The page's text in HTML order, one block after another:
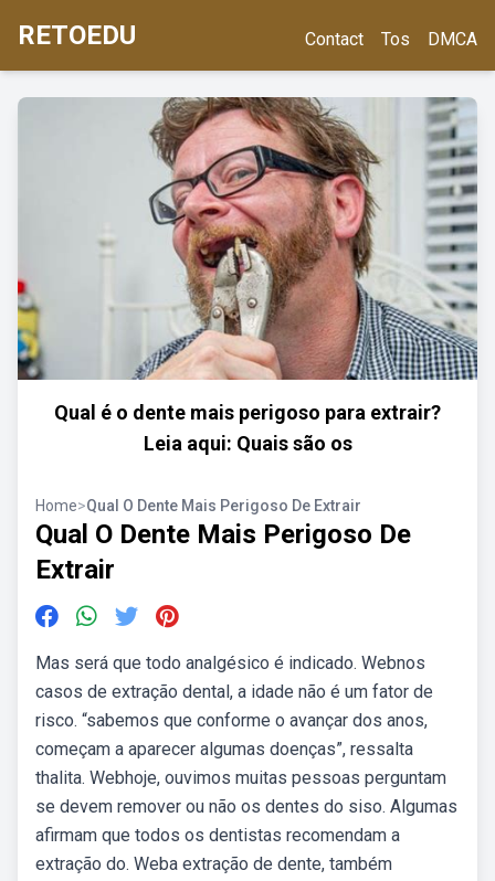
RETOEDU Contact Tos DMCA
Qual é o dente mais perigoso para extrair?
Leia aqui: Quais são os
Home>Qual O Dente Mais Perigoso De Extrair
Qual O Dente Mais Perigoso De
Extrair
Mas será que todo analgésico é indicado. Webnos
casos de extração dental, a idade não é um fator de
risco. “sabemos que conforme o avançar dos anos,
começam a aparecer algumas doenças”, ressalta
thalita. Webhoje, ouvimos muitas pessoas perguntam
se devem remover ou não os dentes do siso. Algumas
afirmam que todos os dentistas recomendam a
extração do. Weba extração de dente, também